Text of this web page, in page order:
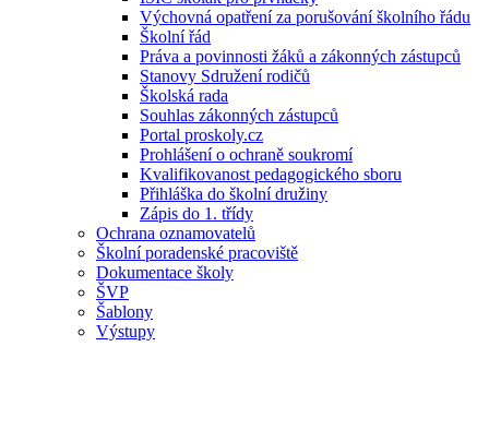
Výchovná opatření za porušování školního řádu
Školní řád
Práva a povinnosti žáků a zákonných zástupců
Stanovy Sdružení rodičů
Školská rada
Souhlas zákonných zástupců
Portal proskoly.cz
Prohlášení o ochraně soukromí
Kvalifikovanost pedagogického sboru
Přihláška do školní družiny
Zápis do 1. třídy
Ochrana oznamovatelů
Školní poradenské pracoviště
Dokumentace školy
ŠVP
Šablony
Výstupy